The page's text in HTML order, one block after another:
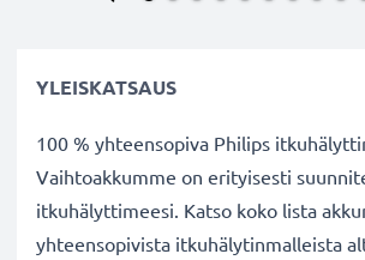
YLEISKATSAUS
100 % yhteensopiva Philips
Vaihtoakkumme on erityisesti
itkuhälyttimeesi. Katso koko lista
yhteensopivista itkuhälytinmalleista